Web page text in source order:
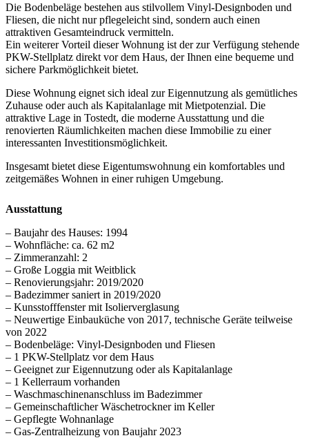
Die Bodenbeläge bestehen aus stilvollem Vinyl-Designboden und
Fliesen, die nicht nur pflegeleicht sind, sondern auch einen
attraktiven Gesamteindruck vermitteln.
Ein weiterer Vorteil dieser Wohnung ist der zur Verfügung stehende
PKW-Stellplatz direkt vor dem Haus, der Ihnen eine bequeme und
sichere Parkmöglichkeit bietet.
Diese Wohnung eignet sich ideal zur Eigennutzung als gemütliches
Zuhause oder auch als Kapitalanlage mit Mietpotenzial. Die
attraktive Lage in Tostedt, die moderne Ausstattung und die
renovierten Räumlichkeiten machen diese Immobilie zu einer
interessanten Investitionsmöglichkeit.
Insgesamt bietet diese Eigentumswohnung ein komfortables und
zeitgemäßes Wohnen in einer ruhigen Umgebung.
Ausstattung
– Baujahr des Hauses: 1994
– Wohnfläche: ca. 62 m2
– Zimmeranzahl: 2
– Große Loggia mit Weitblick
– Renovierungsjahr: 2019/2020
– Badezimmer saniert in 2019/2020
– Kunsstofffenster mit Isolierverglasung
– Neuwertige Einbauküche von 2017, technische Geräte teilweise
von 2022
– Bodenbeläge: Vinyl-Designboden und Fliesen
– 1 PKW-Stellplatz vor dem Haus
– Geeignet zur Eigennutzung oder als Kapitalanlage
– 1 Kellerraum vorhanden
– Waschmaschinenanschluss im Badezimmer
– Gemeinschaftlicher Wäschetrockner im Keller
– Gepflegte Wohnanlage
– Gas-Zentralheizung von Baujahr 2023